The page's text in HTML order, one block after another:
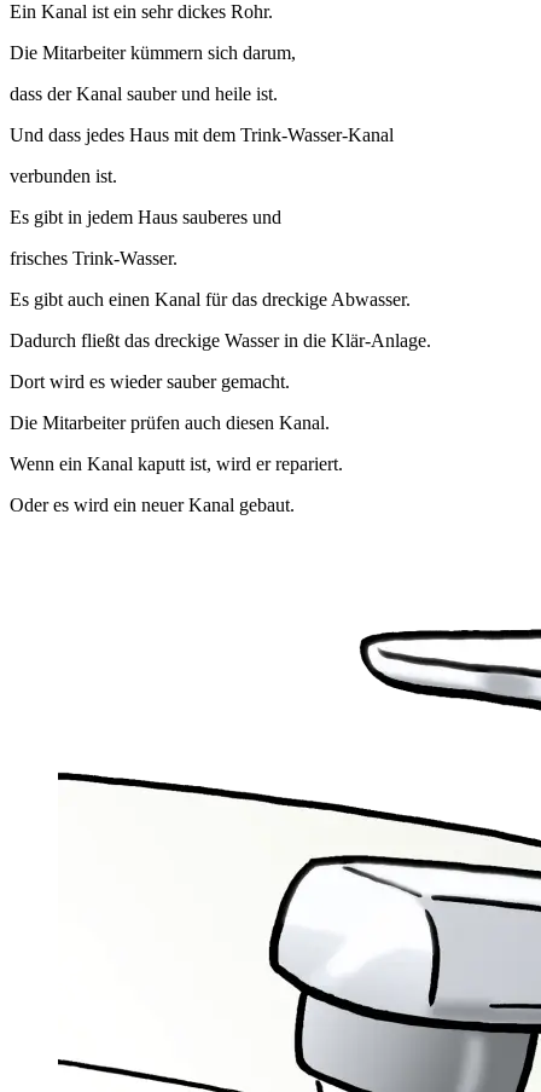
Ein Kanal ist ein sehr dickes Rohr.
Die Mitarbeiter kümmern sich darum,
dass der Kanal sauber und heile ist.
Und dass jedes Haus mit dem Trink-Wasser-Kanal
verbunden ist.
Es gibt in jedem Haus sauberes und
frisches Trink-Wasser.
Es gibt auch einen Kanal für das dreckige Abwasser.
Dadurch fließt das dreckige Wasser in die Klär-Anlage.
Dort wird es wieder sauber gemacht.
Die Mitarbeiter prüfen auch diesen Kanal.
Wenn ein Kanal kaputt ist, wird er repariert.
Oder es wird ein neuer Kanal gebaut.